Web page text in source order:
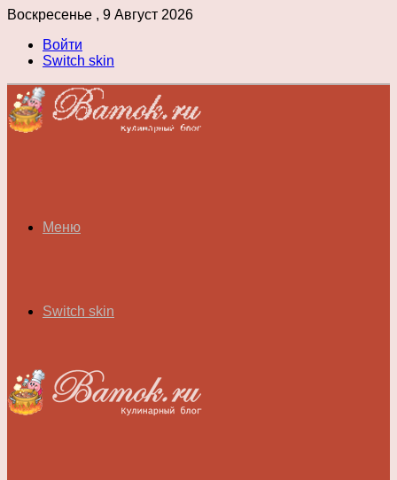
Воскресенье , 9 Август 2026
Войти
Switch skin
Меню
Switch skin